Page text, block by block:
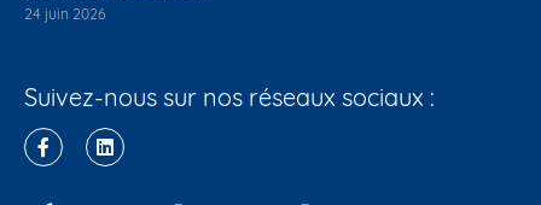
24 juin 2026
Suivez-nous sur nos réseaux sociaux :